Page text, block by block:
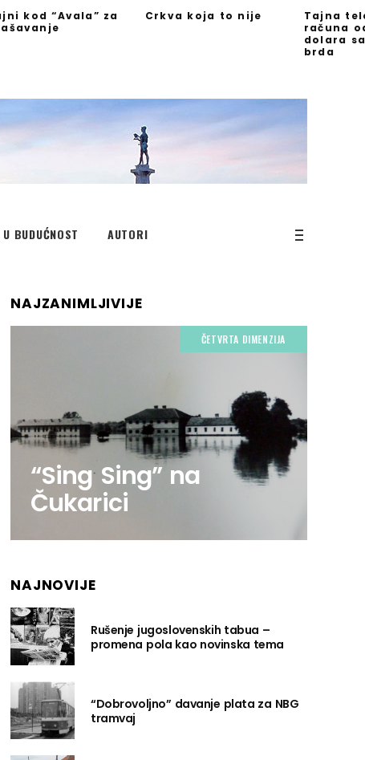
kod “Avala” za
Crkva koja to nije
Tajna
računa
dolara
brda
BUDUĆNOST AUTORI
NAJZANIMLJIVIJE
ČETVRTA DIMENZIJA
“Sing Sing” na
Čukarici
NAJNOVIJE
Rušenje jugoslovenskih tabua –
promena pola kao novinska tema
“Dobrovoljno” davanje plata za NBG
tramvaj